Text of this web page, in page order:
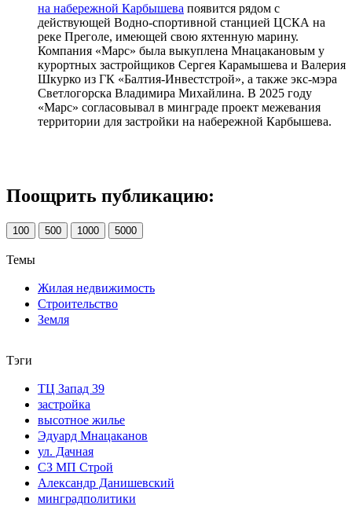
на набережной Карбышева появится рядом с
действующей Водно-спортивной станцией ЦСКА на
реке Преголе, имеющей свою яхтенную марину.
Компания «Марс» была выкуплена Мнацакановым у
курортных застройщиков Сергея Карамышева и Валерия
Шкурко из ГК «Балтия-Инвестстрой», а также экс-мэра
Светлогорска Владимира Михайлина. В 2025 году
«Марс» согласовывал в минграде проект межевания
территории для застройки на набережной Карбышева.
Поощрить публикацию:
100 500 1000 5000
Темы
Жилая недвижимость
Строительство
Земля
Тэги
ТЦ Запад 39
застройка
высотное жилье
Эдуард Мнацаканов
ул. Дачная
СЗ МП Строй
Александр Данишевский
минградполитики